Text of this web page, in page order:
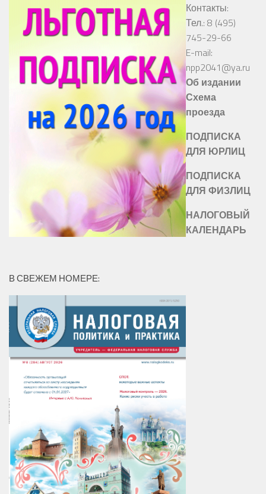
Контакты:
Тел.: 8 (495)
745-29-66
E-mail:
npp2041@ya.ru
Об издании
Схема
проезда
ПОДПИСКА
ДЛЯ ЮРЛИЦ
ПОДПИСКА
ДЛЯ ФИЗЛИЦ
НАЛОГОВЫЙ
КАЛЕНДАРЬ
В СВЕЖЕМ НОМЕРЕ: